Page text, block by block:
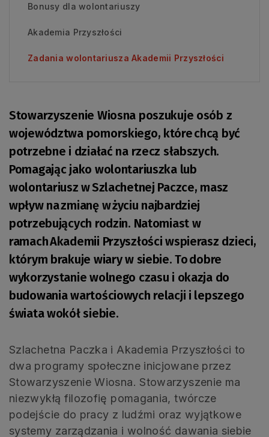
Bonusy dla wolontariuszy
Akademia Przyszłości
Zadania wolontariusza Akademii Przyszłości
Stowarzyszenie Wiosna poszukuje osób z
województwa pomorskiego, które chcą być
potrzebne i działać na rzecz słabszych.
Pomagając jako wolontariuszka lub
wolontariusz w Szlachetnej Paczce, masz
wpływ na zmianę w życiu najbardziej
potrzebujących rodzin. Natomiast w
ramach Akademii Przyszłości wspierasz dzieci,
którym brakuje wiary w siebie. To dobre
wykorzystanie wolnego czasu i okazja do
budowania wartościowych relacji i lepszego
świata wokół siebie.
Szlachetna Paczka i Akademia Przyszłości to
dwa programy społeczne inicjowane przez
Stowarzyszenie Wiosna. Stowarzyszenie ma
niezwykłą filozofię pomagania, twórcze
podejście do pracy z ludźmi oraz wyjątkowe
systemy zarządzania i wolność dawania siebie